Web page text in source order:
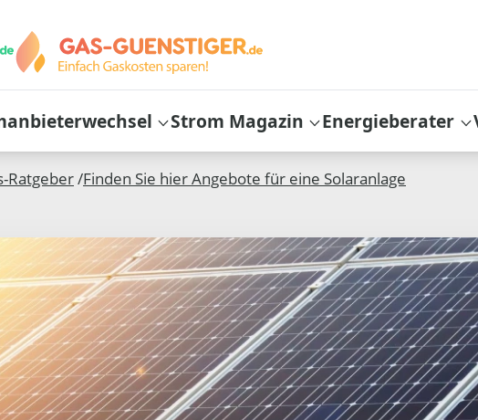
Strom Magazin Energieberater
Ratgeber/Finden Sie hier Angebote für eine Solaranlage